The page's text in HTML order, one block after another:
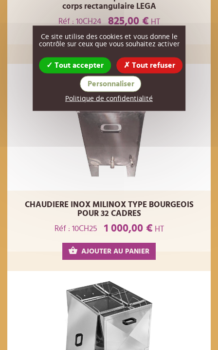
corps rectangulaire LEGA
Réf : 10CH24
825,00 € HT
EN RUPTURE
CHAUDIERE INOX MILINOX TYPE BOURGEOIS
POUR 32 CADRES
Réf : 10CH25
1 000,00 € HT
AJOUTER AU PANIER
Ce site utilise des cookies et vous donne le
contrôle sur ceux que vous souhaitez activer
Tout accepter Tout refuser
Personnaliser
Politique de confidentialité